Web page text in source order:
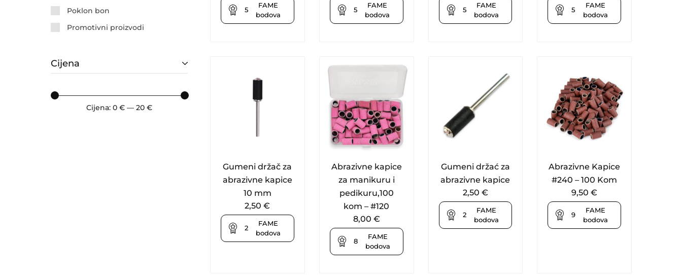
5
FAME
bodova
5
FAME
bodova
5
FAME
bodova
5
FAME
bodova
Gumeni držač za
abrazivne kapice
10 mm
2,50€
2
FAME
bodova
Abrazivne kapice
za manikuru i
pedikuru,100
kom – #120
8,00 €
8
FAME
bodova
Gumeni držać za
abrazivne kapice
2,50 €
2
FAME
bodova
Abrazivne Kapice
#240 – 100 Kom
9,50€
9
FAME
bodova
Poklon bon
Promotivni proizvodi
Cijena
Cijena: 0 € — 20 €